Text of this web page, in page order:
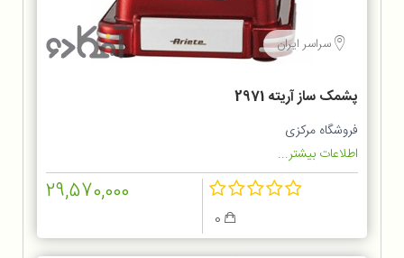
سراسر ایران
پشمک ساز آریته 2971
فروشگاه مرکزی
اطلاعات بیشتر...
29,570,000